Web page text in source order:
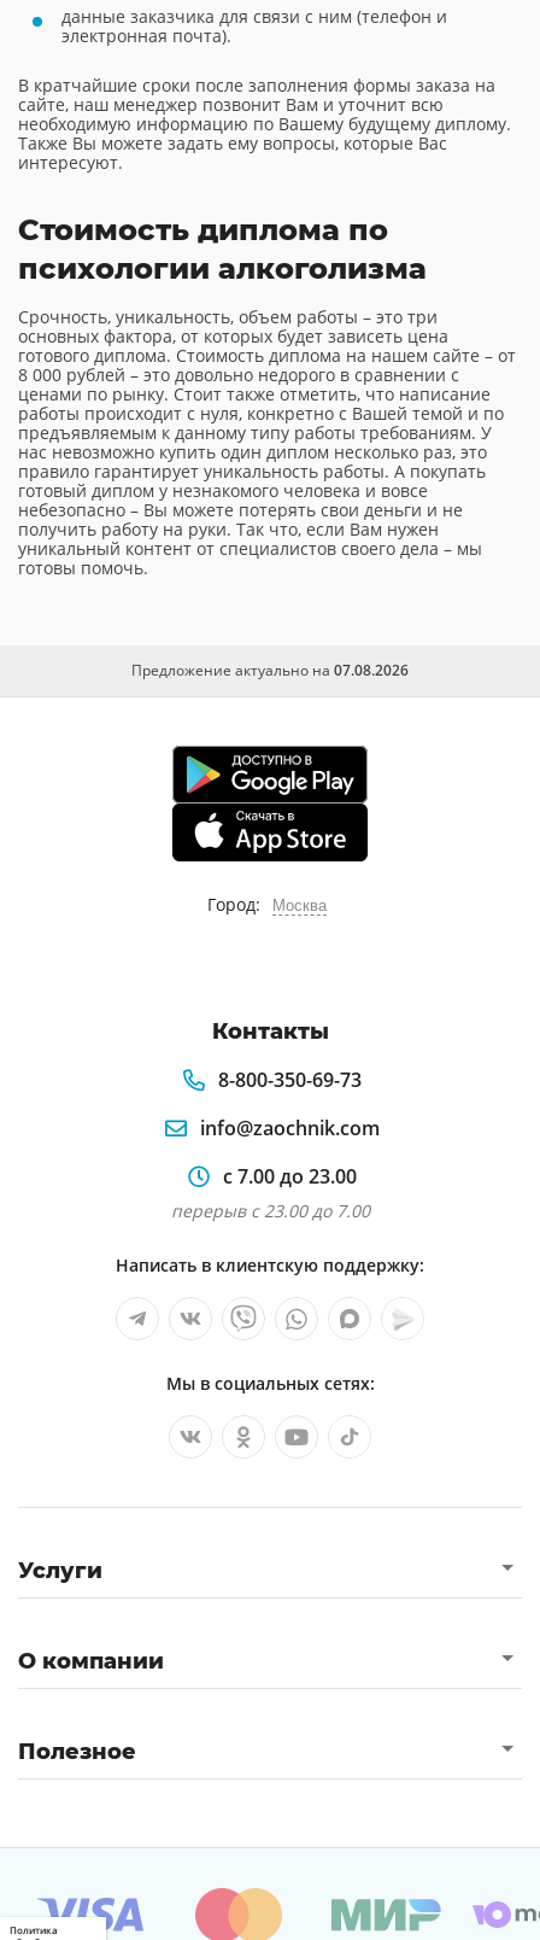
данные заказчика для связи с ним (телефон и
электронная почта).
В кратчайшие сроки после заполнения формы заказа на
сайте, наш менеджер позвонит Вам и уточнит всю
необходимую информацию по Вашему будущему диплому.
Также Вы можете задать ему вопросы, которые Вас
интересуют.
Стоимость диплома по
психологии алкоголизма
Срочность, уникальность, объем работы – это три
основных фактора, от которых будет зависеть цена
готового диплома. Стоимость диплома на нашем сайте – от
8 000 рублей – это довольно недорого в сравнении с
ценами по рынку. Стоит также отметить, что написание
работы происходит с нуля, конкретно с Вашей темой и по
предъявляемым к данному типу работы требованиям. У
нас невозможно купить один диплом несколько раз, это
правило гарантирует уникальность работы. А покупать
готовый диплом у незнакомого человека и вовсе
небезопасно – Вы можете потерять свои деньги и не
получить работу на руки. Так что, если Вам нужен
уникальный контент от специалистов своего дела – мы
готовы помочь.
Предложение актуально на 07.08.2026
Город: Москва
Контакты
8-800-350-69-73
info@zaochnik.com
с 7.00 до 23.00
перерыв с 23.00 до 7.00
Написать в клиентскую поддержку:
Мы в социальных сетях:
Услуги
О компании
Полезное
Политика